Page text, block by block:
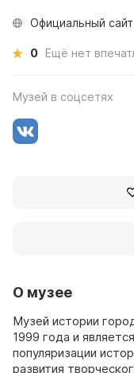
О музее
Музей истории
1999 года и
популяризации
развития
Официальный сайт
0 Ещё нет
Музей в соцсетях